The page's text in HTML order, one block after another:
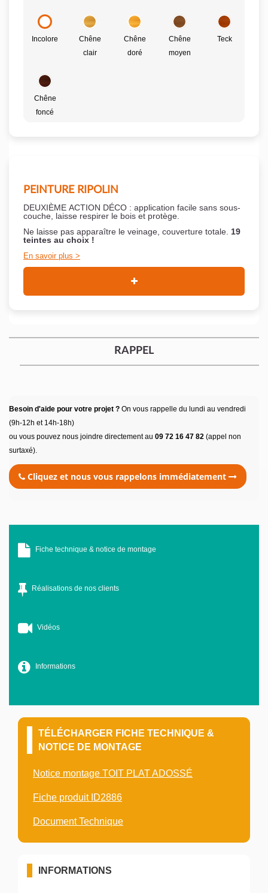
Incolore
Chêne
clair
Chêne
doré
Chêne
moyen
Teck
Chêne
foncé
PEINTURE RIPOLIN
DEUXIÈME ACTION DÉCO : application facile sans sous-
couche, laisse respirer le bois et protège.
Ne laisse pas apparaître le veinage, couverture totale. 19
teintes au choix !
En savoir plus
RAPPEL
Besoin d'aide pour votre projet ? On vous rappelle du lundi au vendredi
(9h-12h et 14h-18h)
ou vous pouvez nous joindre directement au 09 72 16 47 82 (appel non
surtaxé).
Cliquez et nous vous rappelons immédiatement
Fiche technique & notice de montage
Réalisations de nos clients
Vidéos
Informations
TÉLÉCHARGER FICHE TECHNIQUE &
NOTICE DE MONTAGE
Notice montage TOIT PLAT ADOSSÉ
Fiche produit ID2886
Document Technique
INFORMATIONS